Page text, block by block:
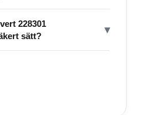
228301
sätt?
▾